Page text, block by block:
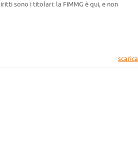
sono i titolari: la FIMMG è qui, e non
scarica